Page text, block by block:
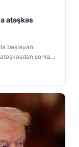
atəşkəs
başlayan
sonra